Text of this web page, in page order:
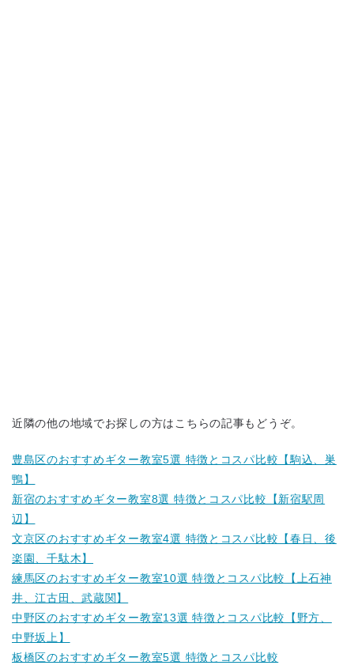
近隣の他の地域でお探しの方はこちらの記事もどうぞ。
豊島区のおすすめギター教室5選 特徴とコスパ比較【駒込、巣
鴨】
新宿のおすすめギター教室8選 特徴とコスパ比較【新宿駅周
辺】
文京区のおすすめギター教室4選 特徴とコスパ比較【春日、後
楽園、千駄木】
練馬区のおすすめギター教室10選 特徴とコスパ比較【上石神
井、江古田、武蔵関】
中野区のおすすめギター教室13選 特徴とコスパ比較【野方、
中野坂上】
板橋区のおすすめギター教室5選 特徴とコスパ比較